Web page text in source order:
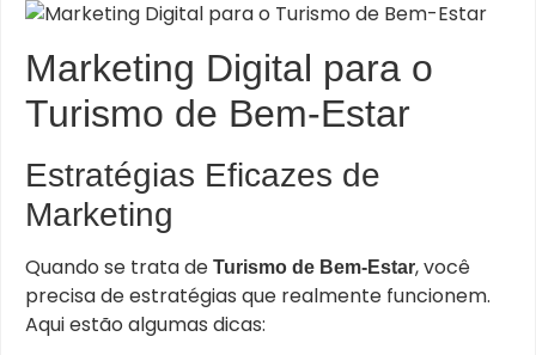
Marketing Digital para o
Turismo de Bem-Estar
Estratégias Eficazes de
Marketing
Quando se trata de Turismo de Bem-Estar, você
precisa de estratégias que realmente funcionem.
Aqui estão algumas dicas: